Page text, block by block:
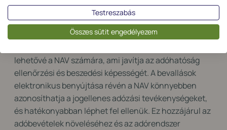
előnyt jelenthet a vállalkozások számára.
Jobb adóhatósági ellenőrzés:
lehetővé a NAV számára, ami javítja az adóhatóság
ellenőrzési és beszedési képességét. A bevallások
elektronikus benyújtása révén a NAV könnyebben
azonosíthatja a jogellenes adózási tevékenységeket,
és hatékonyabban léphet fel ellenük. Ez hozzájárul az
adóbevételek növeléséhez és az adórendszer
Testreszabás
Összes sütit engedélyezem